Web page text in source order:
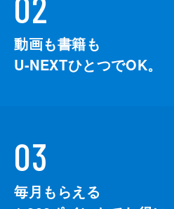
動画も書籍も
U-NEXTひとつでOK。
03
毎月もらえる